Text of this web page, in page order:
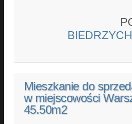
Mieszkanie do
w miejscowości
45.50m2